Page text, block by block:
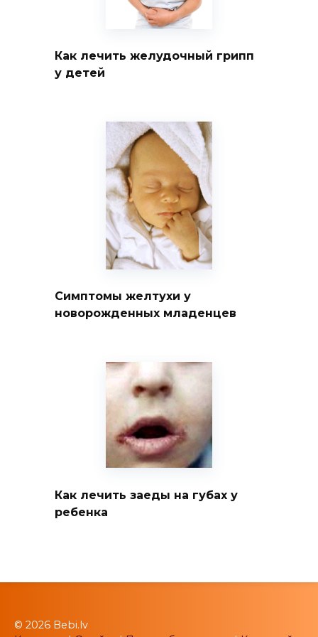
Как лечить желудочный грипп
у детей
Симптомы желтухи у
новорожденных младенцев
Как лечить заеды на губах у
ребенка
© 2026 Bebi.lv